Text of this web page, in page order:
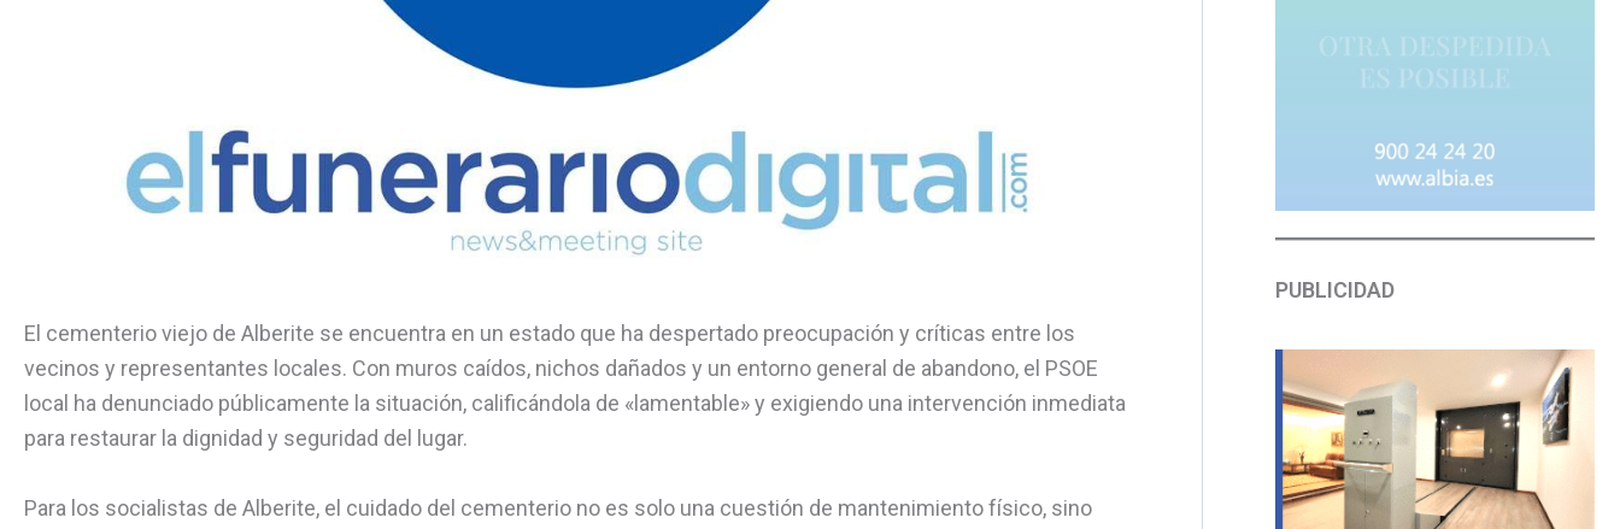
El cementerio viejo de Alberite se encuentra en un estado que ha despertado preocupación y críticas entre los
vecinos y representantes locales. Con muros caídos, nichos dañados y un entorno general de abandono, el PSOE
local ha denunciado públicamente la situación, calificándola de «lamentable» y exigiendo una intervención inmediata
para restaurar la dignidad y seguridad del lugar.
Para los socialistas de Alberite, el cuidado del cementerio no es solo una cuestión de mantenimiento físico, sino
PUBLICIDAD